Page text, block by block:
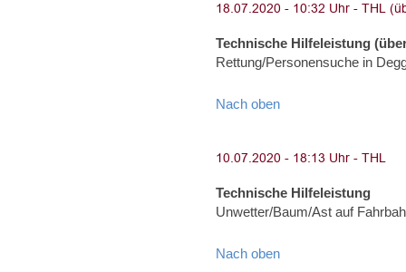
Technische Hilfeleistung
Rettung/Personensuche in
Nach oben
Technische Hilfeleistung
Unwetter/Baum/Ast auf
Nach oben